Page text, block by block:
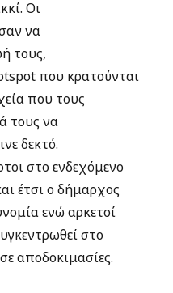
Οι
να
τους,
που κρατούνται
που τους
τους να
δεκτό.
στο ενδεχόμενο
έτσι ο δήμαρχος
ενώ αρκετοί
στο
αποδοκιμασίες.